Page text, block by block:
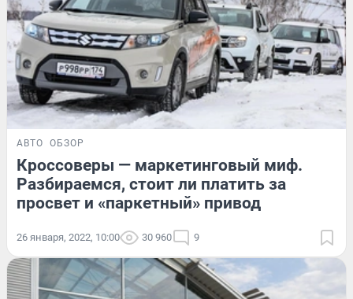
АВТО ОБЗОР
Кроссоверы — маркетинговый миф.
Разбираемся, стоит ли платить за
просвет и «паркетный» привод
26 января, 2022, 10:00 30 960 9